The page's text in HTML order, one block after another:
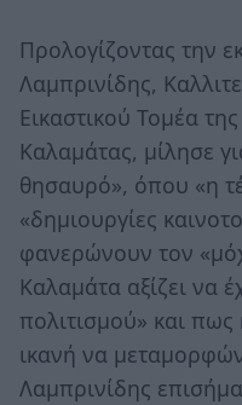
Προλογίζοντας την
Λαμπρινίδης,
Εικαστικού Τομέα
Καλαμάτας, μίλησε
θησαυρό», όπου «η
«δημιουργίες
φανερώνουν τον
Καλαμάτα αξίζει να
πολιτισμού» και πως
ικανή να
Λαμπρινίδης